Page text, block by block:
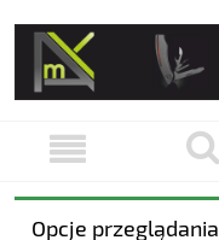
Opcje przeglądania